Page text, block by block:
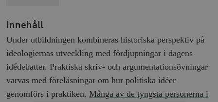
Innehåll
Under utbildningen kombineras historiska perspektiv på
ideologiernas utveckling med fördjupningar i dagens
idédebatter. Praktiska skriv- och argumentationsövningar
varvas med föreläsningar om hur politiska idéer
genomförs i praktiken.Många av de tyngsta personerna i